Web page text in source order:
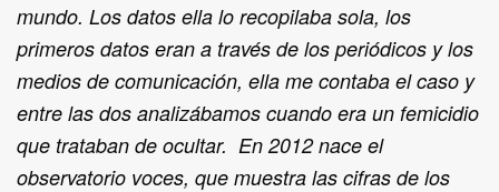
mundo. Los datos ella lo recopilaba sola, los
primeros datos eran a través de los periódicos y los
medios de comunicación, ella me contaba el caso y
entre las dos analizábamos cuando era un femicidio
que trataban de ocultar. En 2012 nace el
observatorio voces, que muestra las cifras de los